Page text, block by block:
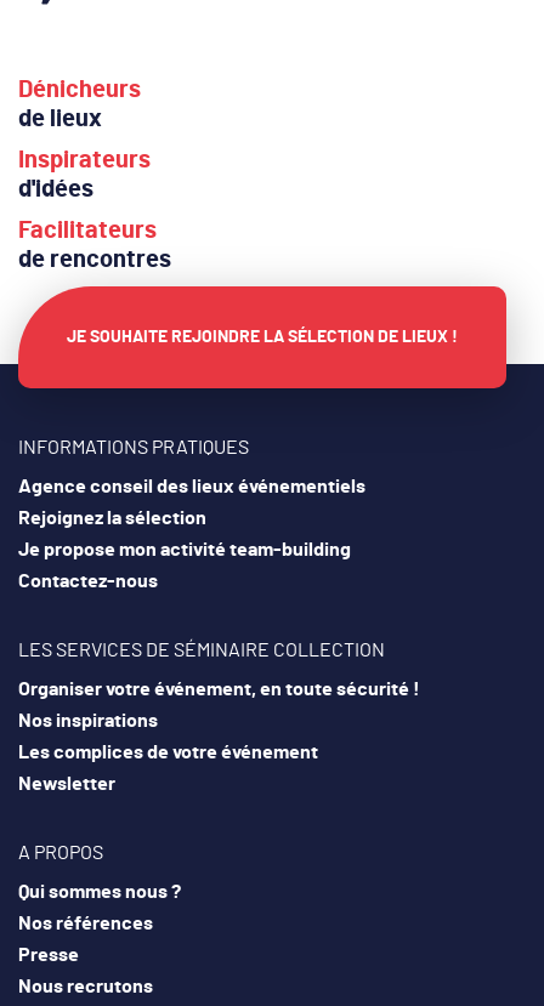
Dénicheurs
de lieux
Inspirateurs
d'idées
Facilitateurs
de rencontres
JE SOUHAITE REJOINDRE LA SÉLECTION DE LIEUX !
INFORMATIONS PRATIQUES
Agence conseil des lieux événementiels
Rejoignez la sélection
Je propose mon activité team-building
Contactez-nous
LES SERVICES DE SÉMINAIRE COLLECTION
Organiser votre événement, en toute sécurité !
Nos inspirations
Les complices de votre événement
Newsletter
A PROPOS
Qui sommes nous ?
Nos références
Presse
Nous recrutons